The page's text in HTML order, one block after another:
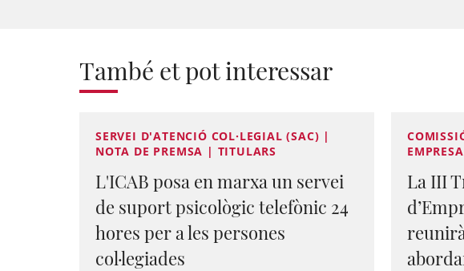
També et pot interessar
SERVEI D'ATENCIÓ COL·LEGIAL (SAC) |
NOTA DE PREMSA | TITULARS
L'ICAB posa en marxa un servei
de suport psicològic telefònic 24
hores per a les persones
col·legiades
La III